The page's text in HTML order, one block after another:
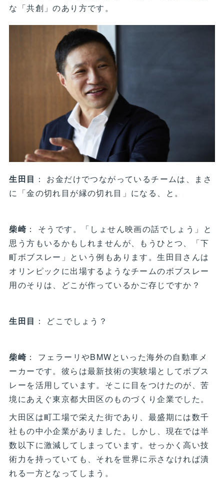
な「共創」のあり方です。
生田目 ： お金だけでつながっているチームは、まさ
に「金の切れ目が縁の切れ目」になる、と。
柴崎 ： そうです。「しょせん映画の話でしょう」と
思う方もいるかもしれませんが、もうひとつ、「下
町ボブスレー」という例もあります。生田目さんは
オリンピックに出場するようなチームのボブスレー
用のそりは、どこが作っているかご存じですか？
生田目 ： どこでしょう？
柴崎 ： フェラーリやBMWといった海外の自動車メ
ーカーです。彼らは最新技術の実験場としてボブス
レーを活用しています。そこに目をつけたのが、苦
境にあえぐ東京都大田区のものづくり企業でした。
大田区は町工場で栄えた街であり、最盛期には数千
社もの中小企業がありました。しかし、現在では半
数以下に激減してしまっています。せっかく高い技
術力を持っていても、それを世界に示さなければ潰
れる一方となってしまう。